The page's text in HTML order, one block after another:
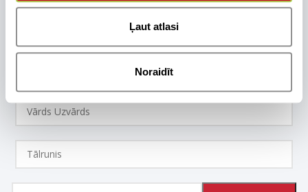
Ļaut atlasi
Noraidīt
Pievienojies jaunumiem